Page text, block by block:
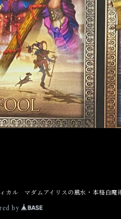
ル マダムアイリスの風水・本格白魔
by